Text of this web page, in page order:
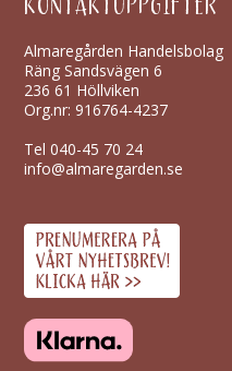
Almaregården Handelsbolag
Räng Sandsvägen 6
236 61 Höllviken
Org.nr: 916764-4237
Tel040-45 70 24
info@almaregarden.se